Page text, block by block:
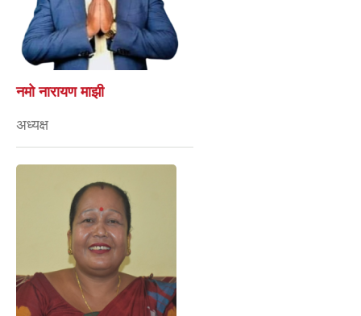
नमो नारायण माझी
अध्यक्ष